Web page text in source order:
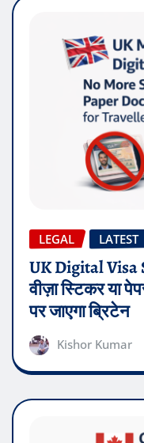
LEGAL LATEST
UK Digital Visa
वीज़ा स्टिकर या
पर जाएगा ब्रिटेन
Kishor Kumar